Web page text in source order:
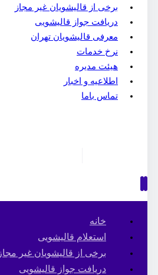
برخی از قالیشویان غیر مجاز
دریافت جواز قالیشویی
معرفی قالیشویان تهران
نرخ خدمات
هیئت مدیره
اطلاعیه و اخبار
تماس باما
خانه
استعلام قالیشویی
برخی از قالیشویان غیر مجاز
دریافت جواز قالیشویی